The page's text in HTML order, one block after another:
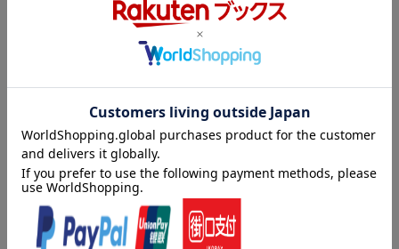
で認められるようになったシュエラ。まだ本来の「愛妾」の務め
は果たせていないけど、国王シグルドとは家族のように穏やかな
関係を築いていた。そんな時、シュエラのもとに届いたのは、何
純情シュエラの愛妾生活を描く、ちょっぴり変わったシンデレ
ラ・ラブストーリー、第２巻。
著者情報（「BOOK」データベースより）
市尾彩佳（イチオサイカ）
２０１０年よりｗｅｂにて小説を発表。同年、「これがわたしの